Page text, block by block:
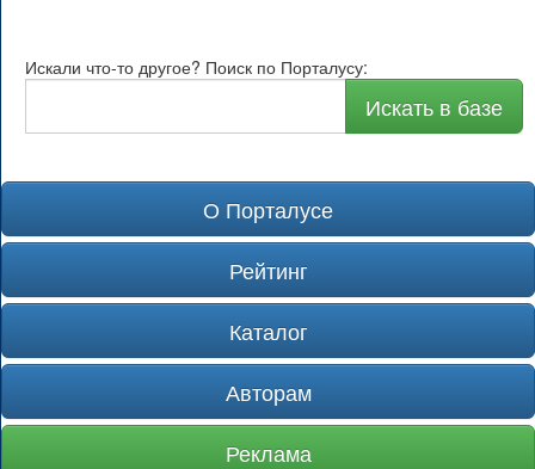
Искали что-то другое? Поиск по Порталусу:
Искать в базе
О Порталусе
Рейтинг
Каталог
Авторам
Реклама